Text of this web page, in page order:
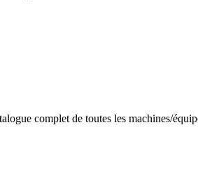
complet de toutes les machines/